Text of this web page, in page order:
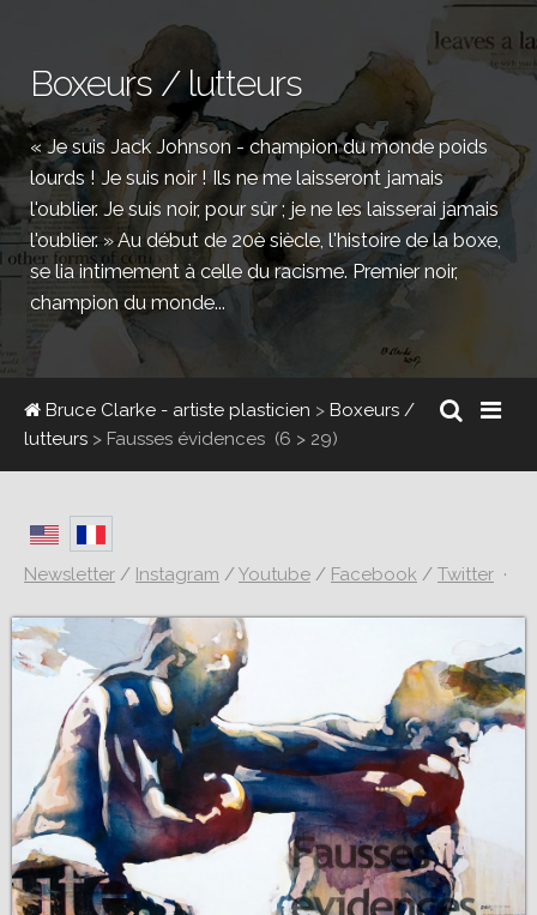
Boxeurs / lutteurs
« Je suis Jack Johnson - champion du monde poids
lourds ! Je suis noir ! Ils ne me laisseront jamais
l'oublier. Je suis noir, pour sûr ; je ne les laisserai jamais
l'oublier. » Au début de 20è siècle, l'histoire de la boxe,
se lia intimement à celle du racisme. Premier noir,
champion du monde...
Bruce Clarke - artiste plasticien > Boxeurs /
lutteurs > Fausses évidences (6 > 29)
Newsletter / Instagram /Youtube / Facebook / Twitter ·